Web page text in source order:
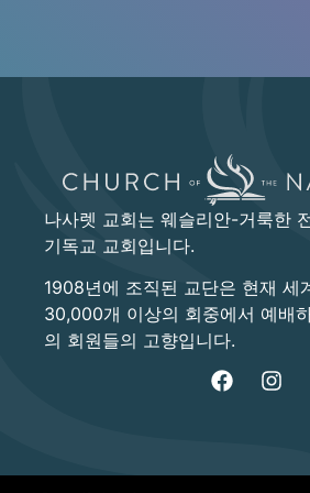
나사렛 교회는 웨슬리안-거룩한
기독교 교회입니다.
1908년에 조직된 교단은 현재 세
30,000개 이상의 회중에서 예배
의 회원들의 고향입니다.